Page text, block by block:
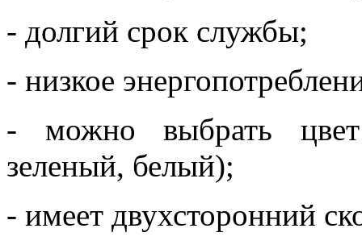
- долгий срок службы;
- низкое
- можно выбрать
зеленый, белый);
- имеет двухсторонний